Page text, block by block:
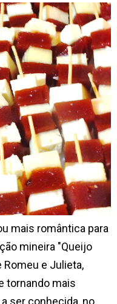
romântica para
mineira "Queijo
Romeu e Julieta,
tornando mais